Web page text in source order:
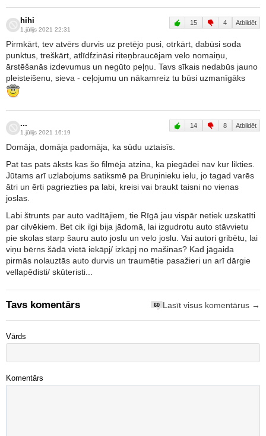
hihi
1.jūlijs 2021 22:31
15 4 Atbildēt
Pirmkārt, tev atvērs durvis uz pretējo pusi, otrkārt, dabūsi soda
punktus, treškārt, atlīdfzināsi riteņbraucējam velo nomaiņu,
ārstēšanās izdevumus un negūto peļņu. Tavs sīkais nedabūs jauno
pleisteišenu, sieva - ceļojumu un nākamreiz tu būsi uzmanīgāks
...
1.jūlijs 2021 16:19
14 8 Atbildēt
Domāja, domāja padomāja, ka sūdu uztaisīs.
Pat tas pats āksts kas šo filmēja atzina, ka piegādei nav kur likties.
Jūtams arī uzlabojums satiksmē pa Bruņinieku ielu, jo tagad varēs
ātri un ērti pagriezties pa labi, kreisi vai braukt taisni no vienas
joslas.
Labi štrunts par auto vadītājiem, tie Rīgā jau vispār netiek uzskatīti
par cilvēkiem. Bet cik ilgi bija jādomā, lai izgudrotu auto stāvvietu
pie skolas starp šauru auto joslu un velo joslu. Vai autori gribētu, lai
viņu bērns šādā vietā iekāpj/ izkāpj no mašinas? Kad jāgaida
pirmās nolauztās auto durvis un traumētie pasažieri un arī dārgie
vellapēdisti/ skūteristi...
Tavs komentārs 60 Lasīt visus komentārus →
Vārds
Komentārs